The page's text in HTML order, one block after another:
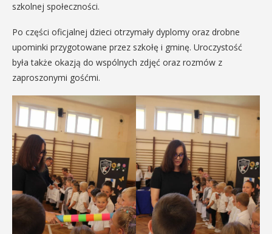
szkolnej społeczności.
Po części oficjalnej dzieci otrzymały dyplomy oraz drobne
upominki przygotowane przez szkołę i gminę. Uroczystość
była także okazją do wspólnych zdjęć oraz rozmów z
zaproszonymi gośćmi.